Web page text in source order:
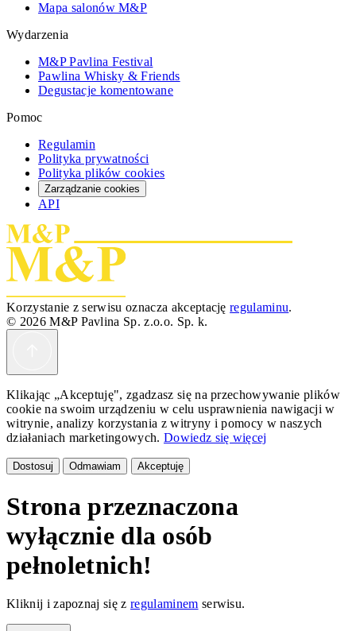
Mapa salonów M&P
Wydarzenia
M&P Pavlina Festival
Pawlina Whisky & Friends
Degustacje komentowane
Pomoc
Regulamin
Polityka prywatności
Polityka plików cookies
Zarządzanie cookies
API
Korzystanie z serwisu oznacza akceptacjęregulaminu.
© 2026 M&P Pavlina Sp. z.o.o. Sp. k.
Klikając „Akceptuję", zgadzasz się na przechowywanie plików
cookie na swoim urządzeniu w celu usprawnienia nawigacji w
witrynie, analizy korzystania z witryny i pomocy w naszych
działaniach marketingowych. Dowiedz się więcej
Dostosuj Odmawiam Akceptuję
Strona przeznaczona
wyłącznie dla osób
pełnoletnich!
Kliknij i zapoznaj się zregulaminem serwisu.